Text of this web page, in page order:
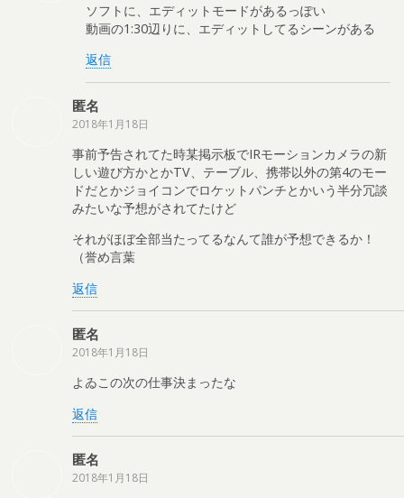
ソフトに、エディットモードがあるっぽい
動画の1:30辺りに、エディットしてるシーンがある
返信
匿名
2018年1月18日
事前予告されてた時某掲示板でIRモーションカメラの新
しい遊び方かとかTV、テーブル、携帯以外の第4のモー
ドだとかジョイコンでロケットパンチとかいう半分冗談
みたいな予想がされてたけど
それがほぼ全部当たってるなんて誰が予想できるか！
（誉め言葉
返信
匿名
2018年1月18日
よゐこの次の仕事決まったな
返信
匿名
2018年1月18日